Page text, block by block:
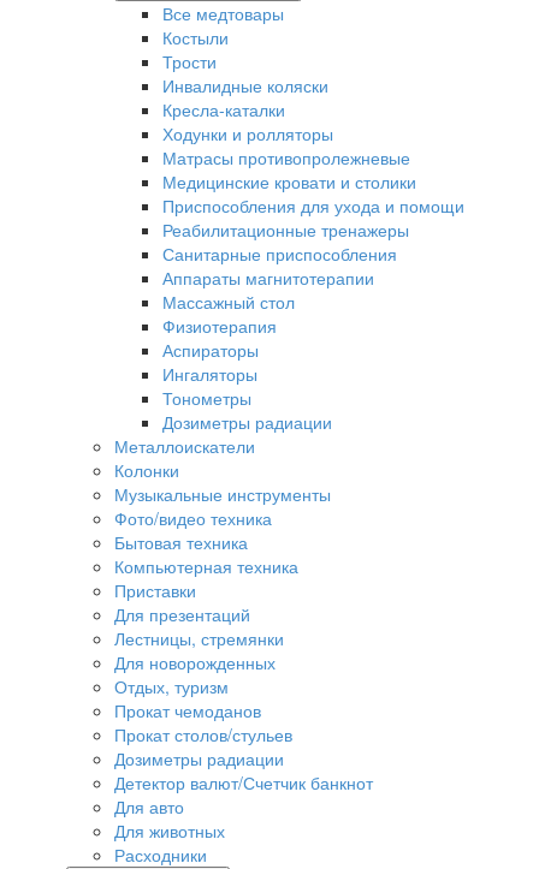
Все медтовары
Костыли
Трости
Инвалидные коляски
Кресла-каталки
Ходунки и ролляторы
Матрасы противопролежневые
Медицинские кровати и столики
Приспособления для ухода и помощи
Реабилитационные тренажеры
Санитарные приспособления
Аппараты магнитотерапии
Массажный стол
Физиотерапия
Аспираторы
Ингаляторы
Тонометры
Дозиметры радиации
Металлоискатели
Колонки
Музыкальные инструменты
Фото/видео техника
Бытовая техника
Компьютерная техника
Приставки
Для презентаций
Лестницы, стремянки
Для новорожденных
Отдых, туризм
Прокат чемоданов
Прокат столов/стульев
Дозиметры радиации
Детектор валют/Счетчик банкнот
Для авто
Для животных
Расходники